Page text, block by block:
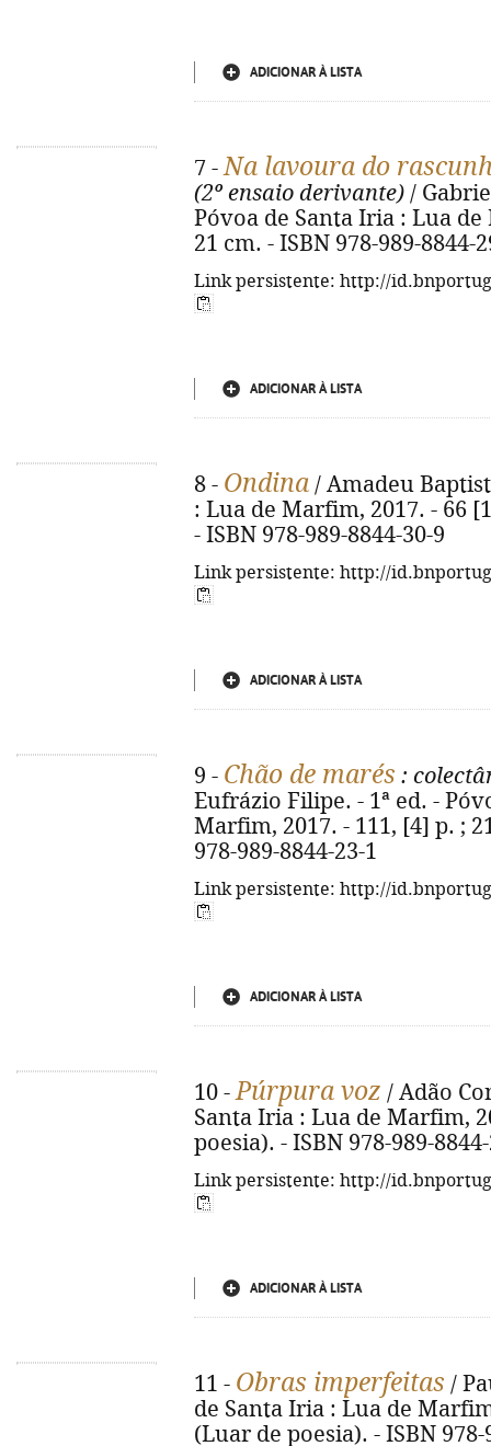
ADICIONAR À LISTA
7 -Na lavoura do
(2º ensaio derivante) /
Póvoa de Santa Iria : Lua
21 cm. - ISBN 978-989-8844-
Link persistente: http://
ADICIONAR À LISTA
8 - Ondina / Amadeu
: Lua de Marfim, 2017. - 66
- ISBN 978-989-8844-30-9
Link persistente: http://
ADICIONAR À LISTA
9 - Chão de marés :
Eufrázio Filipe. - 1ª ed. -
Marfim, 2017. - 111, [4] p. ;
978-989-8844-23-1
Link persistente: http://
ADICIONAR À LISTA
10 -Púrpura voz / Adão
Santa Iria : Lua de Marfim,
poesia). - ISBN 978-989-
Link persistente: http://
ADICIONAR À LISTA
11 - Obras imperfeitas /
de Santa Iria : Lua de
(Luar de poesia). - ISBN 978-